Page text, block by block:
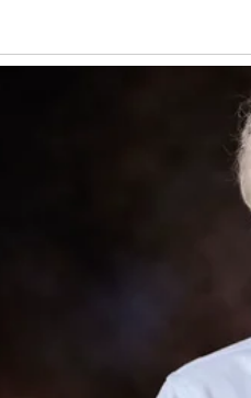
utilização da jovem
dar ‘rodagem’ para o
Alan deve ganhar mais